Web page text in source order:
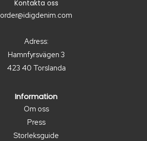
Kontakta oss
order@idigdenim.com
Adress:
Hamnfyrsvägen 3
423 40 Torslanda
Information
Om oss
Press
Storleksguide